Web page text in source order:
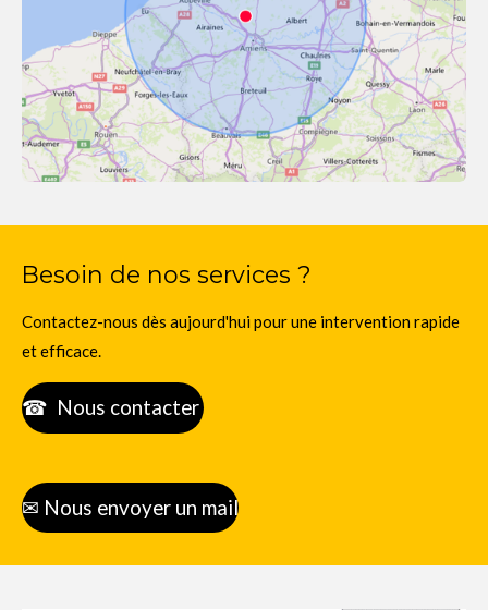
Besoin de nos services ?
Contactez-nous dès aujourd'hui pour une intervention rapide
et efficace.
☎ Nous contacter
✉ Nous envoyer un mail